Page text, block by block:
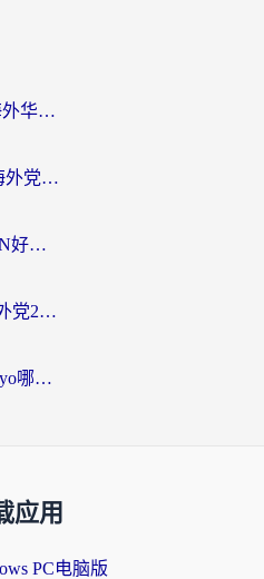
Mac翻墙回国免费？2026海外华人亲测：从CCTV5直播到国内APP，这样选加速器才靠谱
Proton VPN中国能用吗？海外党选回国加速器的避坑指南（附番茄加速器实测）
海外党必看：斧牛和Fly2CN好用吗？3招教你选对回国加速器（附免费试用攻略）
斧牛和OurPlay哪个好？海外党2026亲测：选对加速器，国内资源秒加载
海外党纠结Quickback和Kuyo哪个好？选对回国加速器才能无缝刷国内资源
应用
PC电脑版